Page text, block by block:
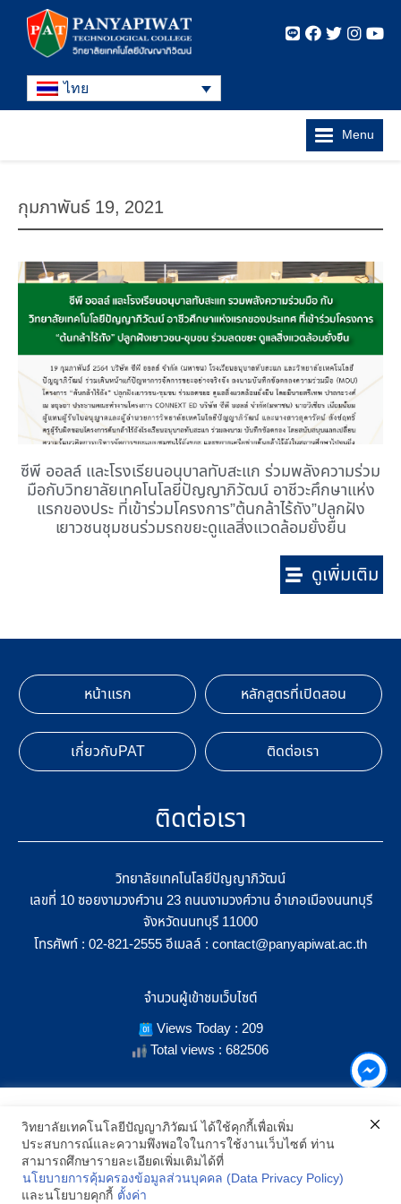
ไทย
Menu
กุมภาพันธ์ 19, 2021
ซีพี ออลล์ และโรงเรียนอนุบาลทับสะแก ร่วมพลังความร่วม
มือกับวิทยาลัยเทคโนโลยีปัญญาภิวัฒน์ อาชีวะศึกษาแห่ง
แรกของประ ที่เข้าร่วมโครงการ”ต้นกล้าไร้ถัง”ปลูกฝัง
เยาวชนชุมชนร่วมรถขยะดูแลสิ่งแวดล้อมยั่งยืน
ดูเพิ่มเติม
หน้าแรก หลักสูตรที่เปิดสอน
เกี่ยวกับPAT ติดต่อเรา
ติดต่อเรา
วิทยาลัยเทคโนโลยีปัญญาภิวัฒน์
เลขที่ 10 ซอยงามวงศ์วาน 23 ถนนงามวงศ์วาน อำเภอเมืองนนทบุรี
จังหวัดนนทบุรี 11000
โทรศัพท์ : 02-821-2555 อีเมลล์ : contact@panyapiwat.ac.th
จำนวนผู้เข้าชมเว็บไซต์
Views Today : 209
Total views : 682506
SHOW LOCATION ON MAP
2021 All Rights Reserved © Panyapiwat Learning Center | Privacy
เราใช้คุกกี้เพื่อเพิ่มประสิทธิภาพ และประสบการณ์ที่ดีในการใช้งาน
เว็บไซต์ เมื่อคุณกดยอมรับเราจะสามารถเลือกแสดงสิ่งที่น่าสนใจสำหรับ
คุณได้โดยเฉพาะ และหากคุณต้องการเปลี่ยนการตั้งค่าของคุกกี้
สามารถเลือกตั้งค่าความยินยอมการใช้คุกกี้ได้ โดยคลิก "การตั้งค่า"
อ่านนโยบายคุกกี้เพิ่มเติม
วิทยาลัยเทคโนโลยีปัญญาภิวัฒน์ ได้ใช้คุกกี้เพื่อเพิ่ม
ประสบการณ์และความพึงพอใจในการใช้งานเว็บไซต์ ท่าน
สามารถศึกษารายละเอียดเพิ่มเติมได้ที่
นโยบายการคุ้มครองข้อมูลส่วนบุคคล (Data Privacy Policy)
และนโยบายคุกกี้ ตั้งค่า